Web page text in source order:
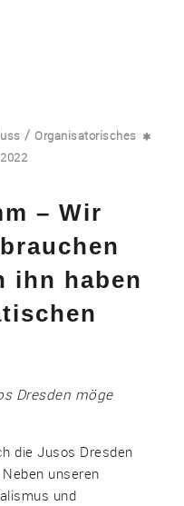
/Organisatorisches
– Wir
ihn haben
Dresden möge
die Jusos Dresden
unseren
und